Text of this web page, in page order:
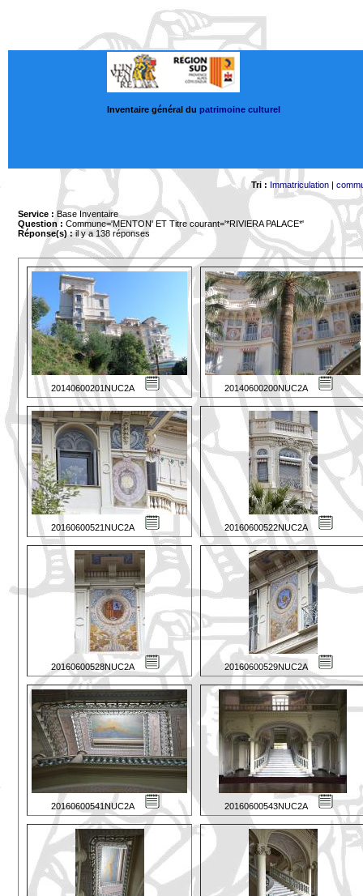
Inventaire général du patrimoine culturel
Tri : Immatriculation|
Service : Base Inventaire
Question : Commune='MENTON' ET Titre courant='*RIVIERA PALACE*'
Réponse(s) :il y a 138 réponses
20140600201NUC2A 20140600200NUC2A
20160600521NUC2A 20160600522NUC2A
20160600528NUC2A 20160600529NUC2A
20160600541NUC2A 20160600543NUC2A